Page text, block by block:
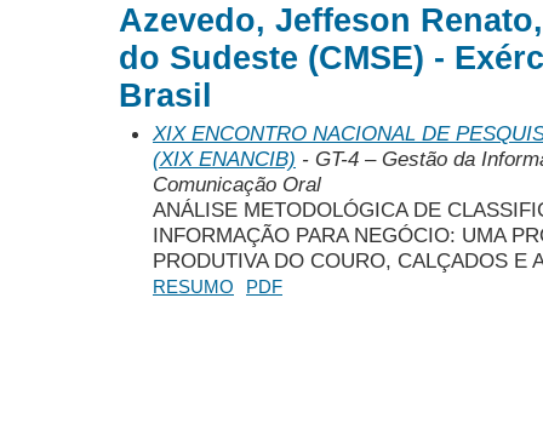
Azevedo, Jeffeson
do Sudeste (CMSE) -
Brasil
XIX ENCONTRO NACIONAL DE
(XIX ENANCIB) - GT-4 – Gestão da
Comunicação Oral
ANÁLISE METODOLÓGICA DE
INFORMAÇÃO PARA NEGÓCIO: UMA
PRODUTIVA DO COURO, CALÇADOS E
RESUMO PDF